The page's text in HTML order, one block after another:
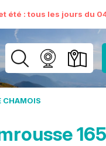
été : tous les jours du
CHAMOIS